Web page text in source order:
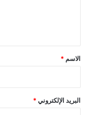
*
الاسم *
البريد الإلكتروني*